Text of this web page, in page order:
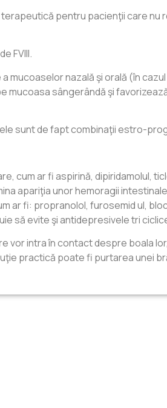
pentru pacienţii care
FVIII.
nazală şi orală (în
mucoasa sângerândă şi
sunt de fapt combinaţii estro-
cum ar fi aspirină, dipiridamolul,
apariţia unor hemoragii
ar fi: propranolol, furosemid ul,
să evite şi antidepresivele tri
vor intra în contact despre
practică poate fi purtarea unei